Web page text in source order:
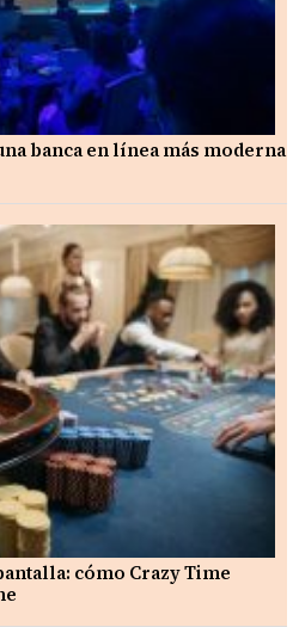
banca en línea más moderna
cómo Crazy Time